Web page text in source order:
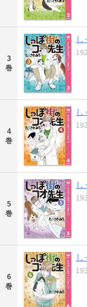
3
巻
4
巻
5
巻
6
巻